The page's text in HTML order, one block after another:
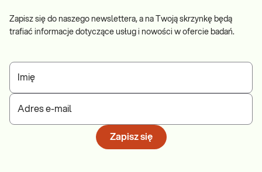
Zapisz się do naszego newslettera, a na Twoją skrzynkę będą
trafiać informacje dotyczące usług i nowości w ofercie badań.
Imię
Adres e-mail
Zapisz się